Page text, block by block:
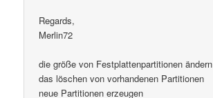
Regards,
Merlin72
die größe von Festplattenpartitionen ändern
das löschen von vorhandenen Partitionen
neue Partitionen erzeugen